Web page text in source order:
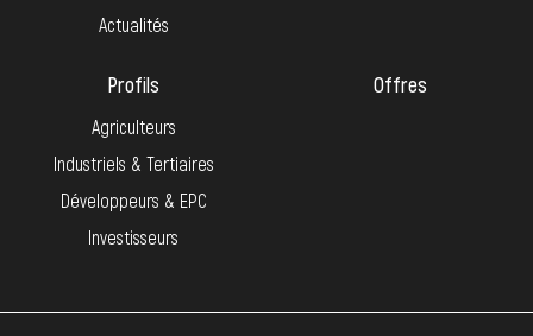
Actualités
Profils
Agriculteurs
Industriels & Tertiaires
Développeurs & EPC
Investisseurs
Offres